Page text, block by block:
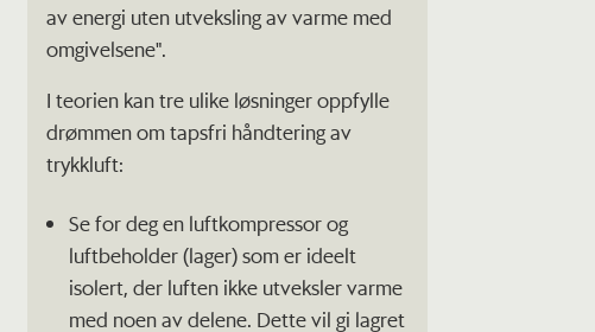
av energi uten utveksling av varme med
omgivelsene".
I teorien kan tre ulike løsninger oppfylle
drømmen om tapsfri håndtering av
trykkluft:
Se for deg en luftkompressor og
luftbeholder (lager) som er ideelt
isolert, der luften ikke utveksler varme
med noen av delene. Dette vil gi lagret